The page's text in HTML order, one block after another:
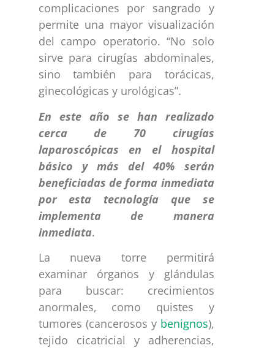
complicaciones por sangrado y
permite una mayor visualización
del campo operatorio. “No solo
sirve para cirugías abdominales,
sino también para torácicas,
ginecológicas y urológicas”.
En este año se han realizado
cerca de 70 cirugías
laparoscópicas en el hospital
básico y más del 40% serán
beneficiadas de forma inmediata
por esta tecnología que se
implementa de manera
inmediata.
La nueva torre permitirá
examinar órganos y glándulas
para buscar: crecimientos
anormales, como quistes y
tumores (cancerosos y benignos),
tejido cicatricial y adherencias,